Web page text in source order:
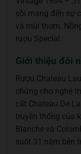
sồi mang đến sự
và mùi thơm.
rượu Special.
Giới thiệu đôi
Rượu Chateau
chứng cho nghệ
cất Chateau De
truyền thống của
Blanche và
suốt 31 năm bên